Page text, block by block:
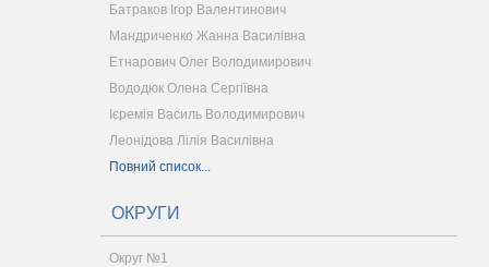
Батраков Ігор Валентинович
Мандриченко Жанна Василівна
Етнарович Олег Володимирович
Вододюк Олена Сергіївна
Ієремія Василь Володимирович
Леонідова Лілія Василівна
Повний список...
ОКРУГИ
Округ №1